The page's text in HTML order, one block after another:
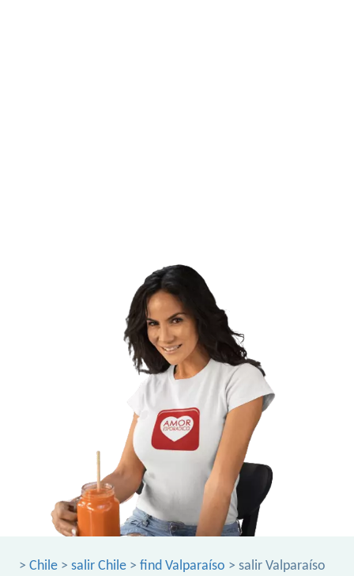
> Chile > salir Chile > find Valparaíso > salir Valparaíso